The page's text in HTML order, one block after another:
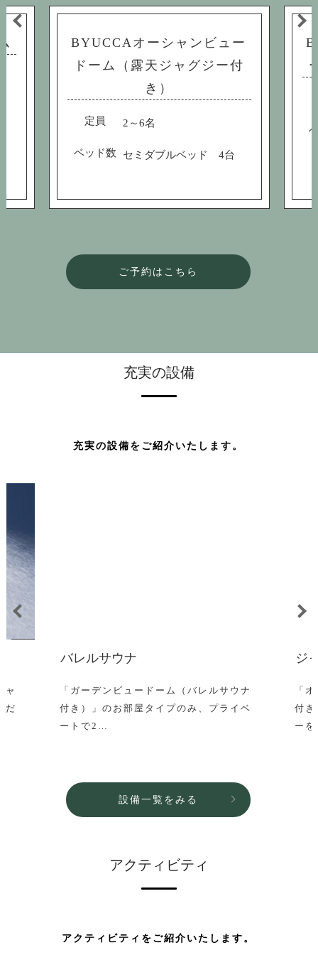
BYUCCAオーシャンビュー
ドーム（露天ジャグジー付
き）
定員 2～6名
ベッド数 セミダブルベッド 4台
ご予約はこちら
充実の設備
充実の設備をご紹介いたします。
ャ
だ
バレルサウナ
「ガーデンビュードーム（バレルサウナ
付き）」のお部屋タイプのみ、プライベ
ートで2…
ジ
「
付き
ー
設備一覧をみる
アクティビティ
アクティビティをご紹介いたします。